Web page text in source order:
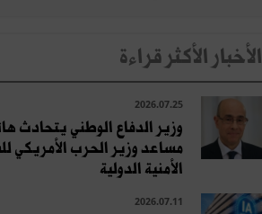
الأخبار الأكثر قراءة
2026.07.25
وزير الدفاع الوطني يتحادث
مساعد وزير الحرب الأمريكي
الأمنية الدولية
2026.07.11